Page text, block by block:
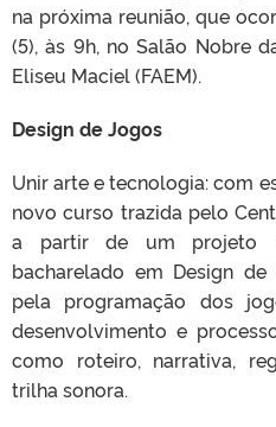
na próxima reunião, que
(5), às 9h, no Salão Nobre
Eliseu Maciel (FAEM).
Design de Jogos
Unir arte e tecnologia: com
novo curso trazida pelo
a partir de um projeto
bacharelado em Design
pela programação dos
desenvolvimento e
como roteiro, narrativa,
trilha sonora.